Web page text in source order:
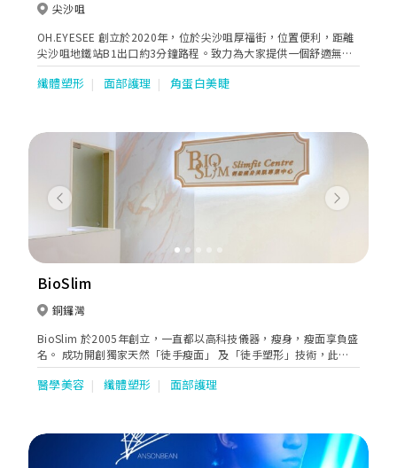
尖沙咀
OH.EYESEE 創立於2020年，位於尖沙咀厚福街，位置便利，距離
尖沙咀地鐵站B1出口約3分鐘路程。致力為大家提供一個舒適無壓
力的美容空間。
纖體塑形 面部護理 角蛋白美睫
Previous Next
BioSlim
銅鑼灣
BioSlim 於2005年創立，一直都以高科技儀器，瘦身，瘦面享負盛
名。 成功開創獨家天然「徒手瘦面」 及「徒手塑形」技術，此徒
手纖體，瘦面技術，無創傷，無後遺症，為纖體界作出重大突破，
作為首位將這技術於歐洲引進本地市場的纖體界翹楚。
醫學美容 纖體塑形 面部護理